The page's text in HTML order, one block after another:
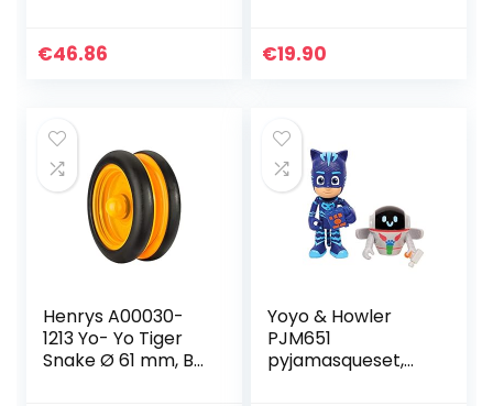
€46.86 €19.90
Henrys A00030-
1213 Yo- Yo Tiger
Snake Ø 61 mm, B
Yoyo & Howler
PJM651
pyjamasqueset,